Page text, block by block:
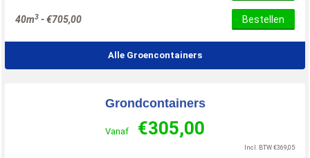
40m3 -€705,00 Bestellen
Alle Groencontainers
Grondcontainers
Vanaf €305,00
Incl. BTW €369,05